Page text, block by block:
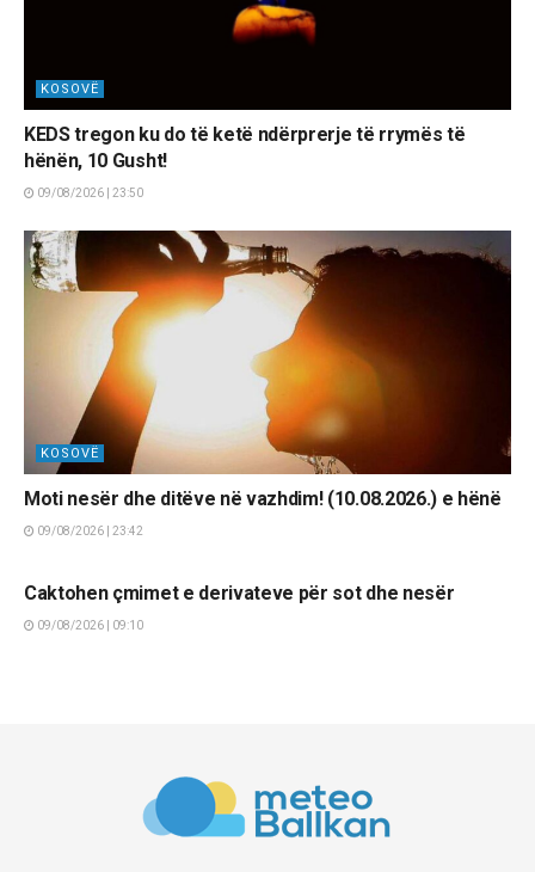
KOSOVË
KEDS tregon ku do të ketë ndërprerje të rrymës të
hënën, 10 Gusht!
09/08/2026 | 23:50
KOSOVË
Moti nesër dhe ditëve në vazhdim! (10.08.2026.) e hënë
09/08/2026 | 23:42
Caktohen çmimet e derivateve për sot dhe nesër
09/08/2026 | 09:10